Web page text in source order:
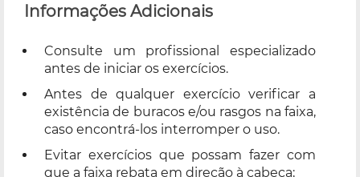
Informações Adicionais
Consulte um profissional especializado
antes de iniciar os exercícios.
Antes de qualquer exercício verificar a
existência de buracos e/ou rasgos na faixa,
caso encontrá-los interromper o uso.
Evitar exercícios que possam fazer com
que a faixa rebata em direção à cabeça;